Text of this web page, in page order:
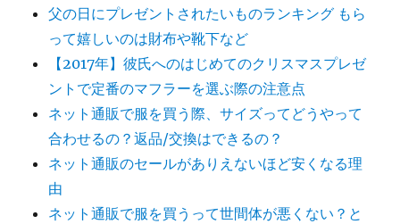
父の日にプレゼントされたいものランキング もら
って嬉しいのは財布や靴下など
【2017年】彼氏へのはじめてのクリスマスプレゼ
ントで定番のマフラーを選ぶ際の注意点
ネット通販で服を買う際、サイズってどうやって
合わせるの？返品/交換はできるの？
ネット通販のセールがありえないほど安くなる理
由
ネット通販で服を買うって世間体が悪くない？と